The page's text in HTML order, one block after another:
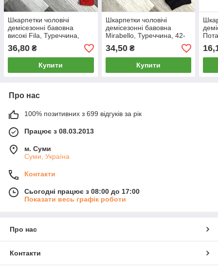
Шкарпетки чоловічі
демісезонні бавовна
високі Fila, Туреччина,
розмір 41-45, асорті,
04533
36,80 ₴
Купити
Шкарпетки чоловічі
демісезонні бавовна
Mirabello, Туреччина, 42-
45 розмір, короткі, чорні,
05749
34,50₴
Купити
Про нас
100% позитивних з 699 відгуків за рік
Працює з 08.03.2013
м. Суми
Суми, Україна
Контакти
Сьогодні працює з 08:00 до 17:00
Показати весь графік роботи
Про нас
Контакти